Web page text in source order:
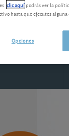
clic aquípodrás ver la
hasta que ejecutes alguna
Opciones